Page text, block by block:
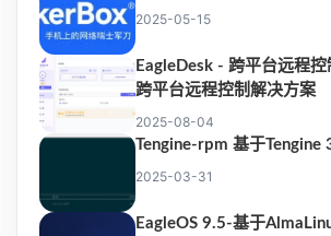
2025-05-15
EagleDesk - 跨平台远程
跨平台远程控制解决方案
2025-08-04
Tengine-rpm 基于Tengine
2025-03-31
EagleOS 9.5-基于